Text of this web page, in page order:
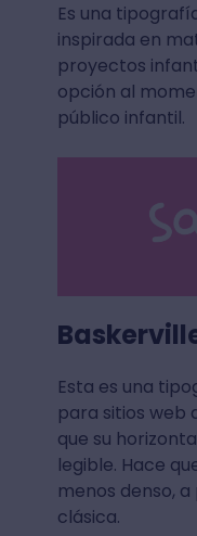
Es una
inspirada en
proyectos
opción al
público infantil.
Esta es una
para sitios web
que su
legible. Hace
menos denso,
clásica.